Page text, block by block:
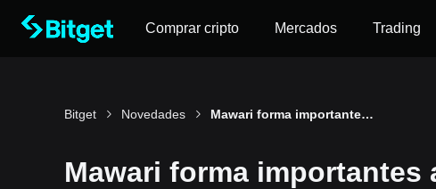
Comprar cripto Mercados Trading
Bitget Novedades Mawari forma importantes alianzas para crear una "ciudad de entretenimiento digital" con avatares de IA en 3D realistas
Mawari forma importantes